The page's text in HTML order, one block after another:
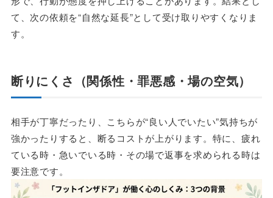
て、次の依頼を“自然な延長”として受け取りやすくなりま
す。
断りにくさ（関係性・罪悪感・場の空気）
相手が丁寧だったり、こちらが“良い人でいたい”気持ちが
強かったりすると、断るコストが上がります。特に、疲れ
ている時・急いでいる時・その場で返事を求められる時は
要注意です。